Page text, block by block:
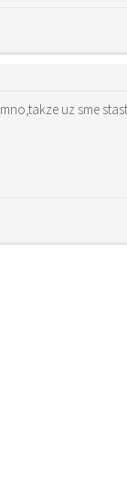
mno,takze uz sme